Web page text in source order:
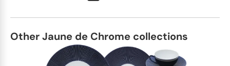
Other Jaune de Chrome collections